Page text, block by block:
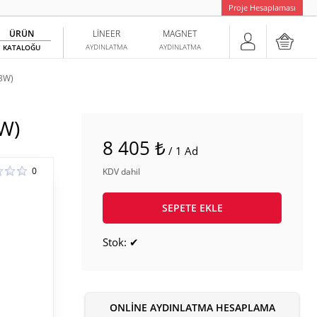
Proje Hesaplaması
MAGNET
AYDINLATMA
LINEER
AYDINLATMA
ÜRÜN
KATALOĞU
0
8 405 ₺ / 1 Ad
KDV dahil
SEPETE EKLE
Stok: ✔
ONLINE AYDINLATMA HESAPLAMA